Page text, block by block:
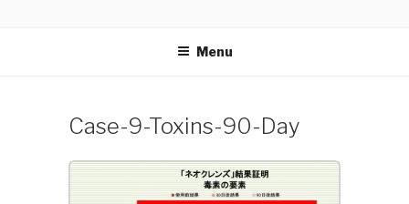
Menu
Case-9-Toxins-90-Day